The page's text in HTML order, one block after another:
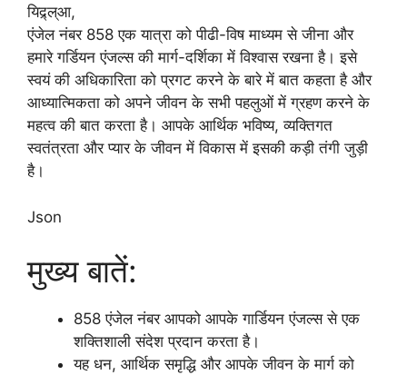
यिद्र्ल्आ,
एंजेल नंबर 858 एक यात्रा को पीढी-विष माध्यम से जीना और
हमारे गर्डियन एंजल्स की मार्ग-दर्शिका में विश्वास रखना है। इसे
स्वयं की अधिकारिता को प्रगट करने के बारे में बात कहता है और
आध्यात्मिकता को अपने जीवन के सभी पहलुओं में ग्रहण करने के
महत्व की बात करता है। आपके आर्थिक भविष्य, व्यक्तिगत
स्वतंत्रता और प्यार के जीवन में विकास में इसकी कड़ी तंगी जुड़ी
है।
Json
मुख्य बातें:
858 एंजेल नंबर आपको आपके गार्डियन एंजल्स से एक
शक्तिशाली संदेश प्रदान करता है।
यह धन, आर्थिक समृद्धि और आपके जीवन के मार्ग को